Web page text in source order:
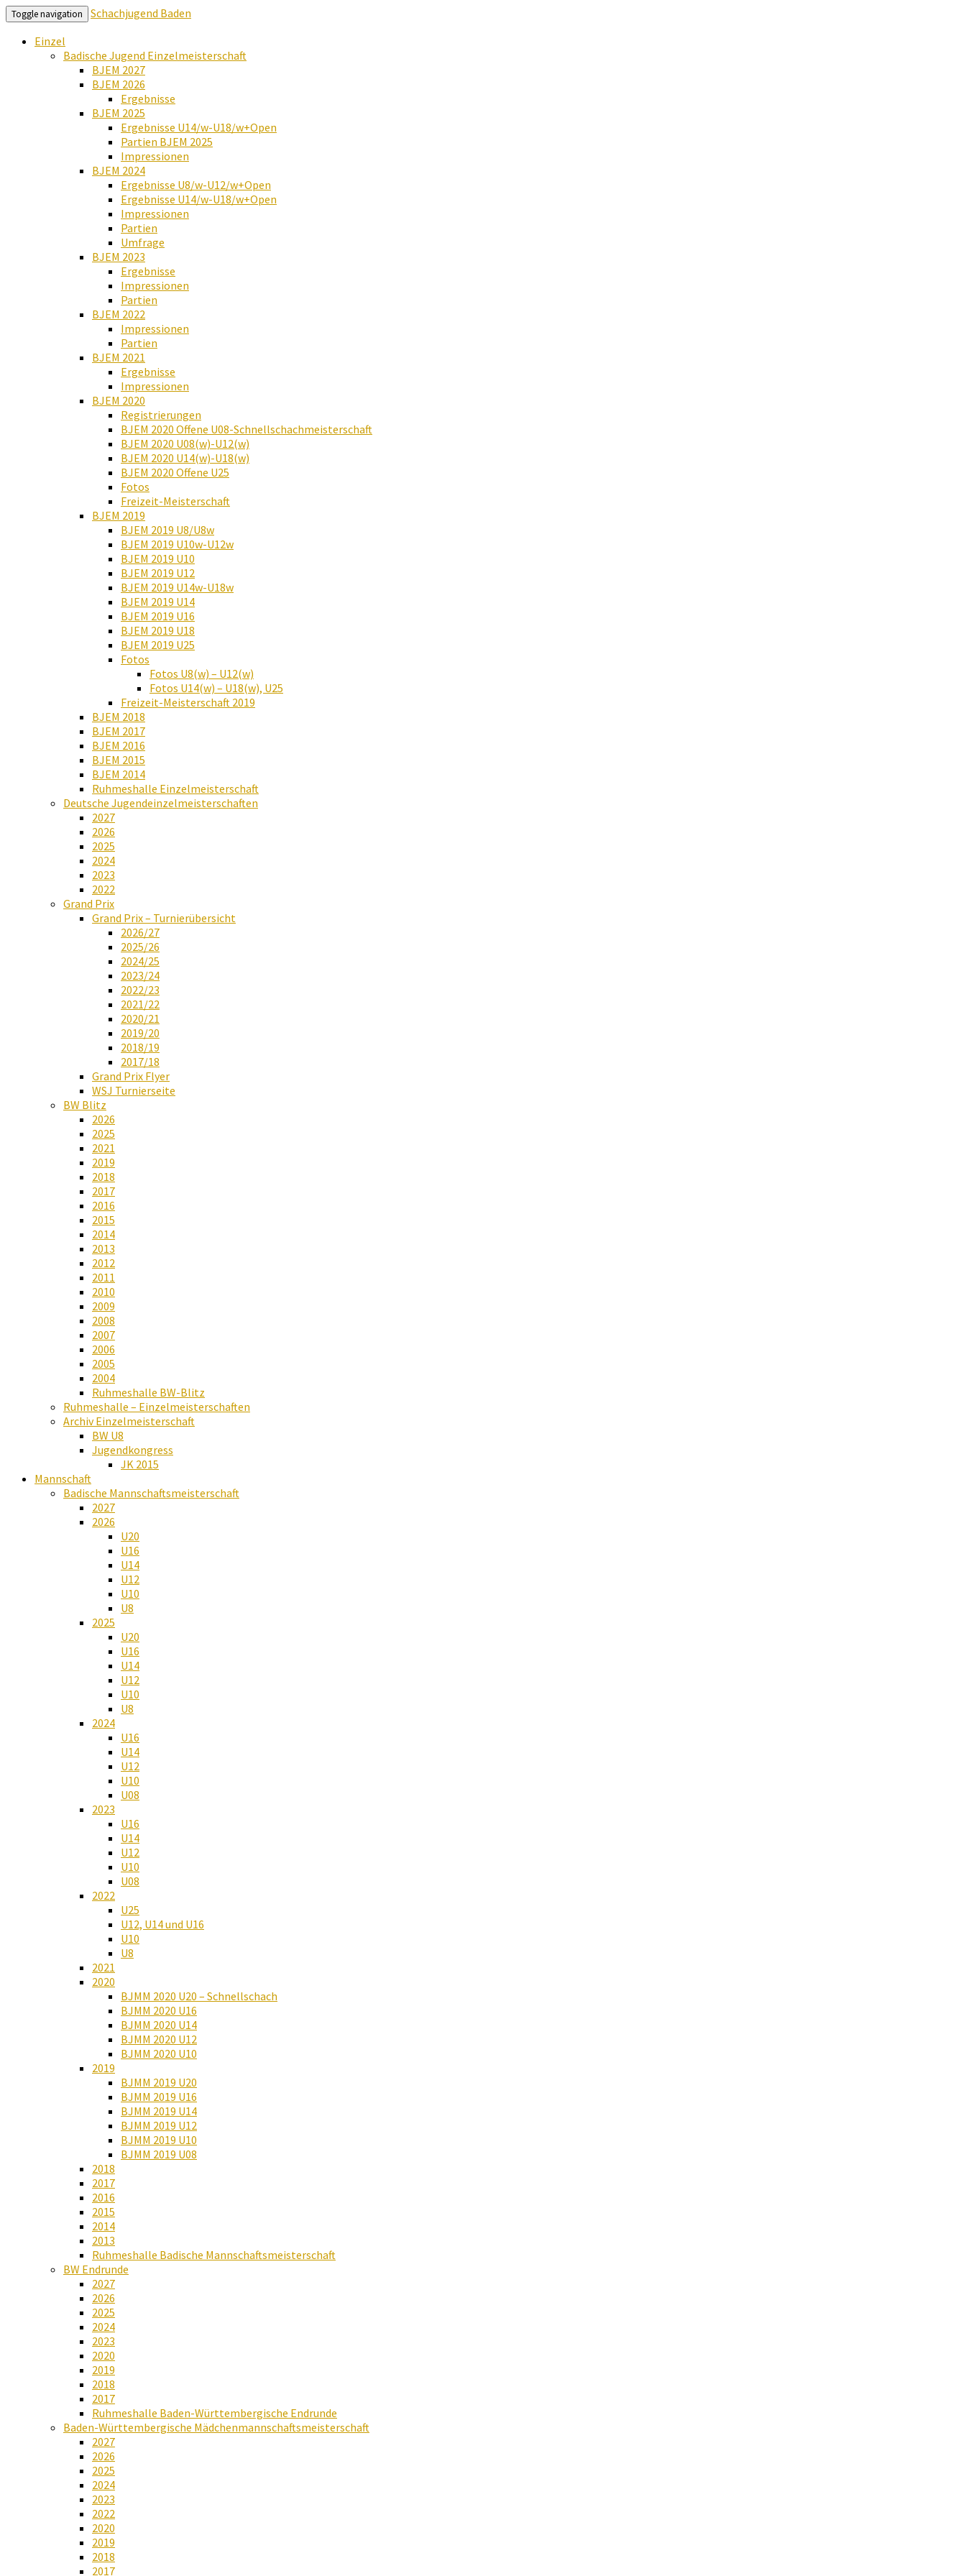
Toggle navigation
Schachjugend Baden
Einzel
Badische Jugend Einzelmeisterschaft
BJEM 2027
BJEM 2026
Ergebnisse
BJEM 2025
Ergebnisse U14/w-U18/w+Open
Partien BJEM 2025
Impressionen
BJEM 2024
Ergebnisse U8/w-U12/w+Open
Ergebnisse U14/w-U18/w+Open
Impressionen
Partien
Umfrage
BJEM 2023
Ergebnisse
Impressionen
Partien
BJEM 2022
Impressionen
Partien
BJEM 2021
Ergebnisse
Impressionen
BJEM 2020
Registrierungen
BJEM 2020 Offene U08-Schnellschachmeisterschaft
BJEM 2020 U08(w)-U12(w)
BJEM 2020 U14(w)-U18(w)
BJEM 2020 Offene U25
Fotos
Freizeit-Meisterschaft
BJEM 2019
BJEM 2019 U8/U8w
BJEM 2019 U10w-U12w
BJEM 2019 U10
BJEM 2019 U12
BJEM 2019 U14w-U18w
BJEM 2019 U14
BJEM 2019 U16
BJEM 2019 U18
BJEM 2019 U25
Fotos
Fotos U8(w) – U12(w)
Fotos U14(w) – U18(w), U25
Freizeit-Meisterschaft 2019
BJEM 2018
BJEM 2017
BJEM 2016
BJEM 2015
BJEM 2014
Ruhmeshalle Einzelmeisterschaft
Deutsche Jugendeinzelmeisterschaften
2027
2026
2025
2024
2023
2022
Grand Prix
Grand Prix – Turnierübersicht
2026/27
2025/26
2024/25
2023/24
2022/23
2021/22
2020/21
2019/20
2018/19
2017/18
Grand Prix Flyer
WSJ Turnierseite
BW Blitz
2026
2025
2021
2019
2018
2017
2016
2015
2014
2013
2012
2011
2010
2009
2008
2007
2006
2005
2004
Ruhmeshalle BW-Blitz
Ruhmeshalle – Einzelmeisterschaften
Archiv Einzelmeisterschaft
BW U8
Jugendkongress
JK 2015
Mannschaft
Badische Mannschaftsmeisterschaft
2027
2026
U20
U16
U14
U12
U10
U8
2025
U20
U16
U14
U12
U10
U8
2024
U16
U14
U12
U10
U08
2023
U16
U14
U12
U10
U08
2022
U25
U12, U14 und U16
U10
U8
2021
2020
BJMM 2020 U20 – Schnellschach
BJMM 2020 U16
BJMM 2020 U14
BJMM 2020 U12
BJMM 2020 U10
2019
BJMM 2019 U20
BJMM 2019 U16
BJMM 2019 U14
BJMM 2019 U12
BJMM 2019 U10
BJMM 2019 U08
2018
2017
2016
2015
2014
2013
Ruhmeshalle Badische Mannschaftsmeisterschaft
BW Endrunde
2027
2026
2025
2024
2023
2020
2019
2018
2017
Ruhmeshalle Baden-Württembergische Endrunde
Baden-Württembergische Mädchenmannschaftsmeisterschaft
2027
2026
2025
2024
2023
2022
2020
2019
2018
2017